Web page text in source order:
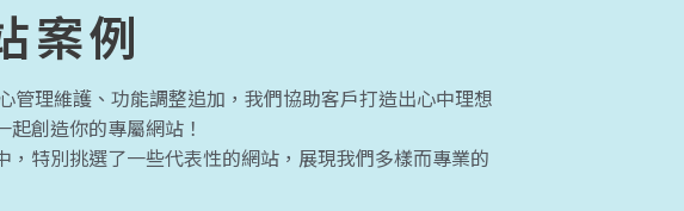
案例
管理維護、功能調整追加，我們協助客戶打造出心中理想
創造你的專屬網站！
，特別挑選了一些代表性的網站，展現我們多樣而專業的